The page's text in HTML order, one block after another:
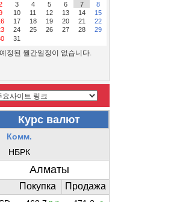
3 4 5 6 7
8
10 11 12 13 14
15
17 18 19 20 21
22
24 25 26 27 28
29
31
예정된 월간일정이 없습니다.